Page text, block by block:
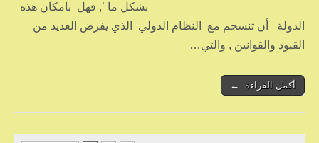
بشكل ما ’, فهل بامكان هذه
الدولة أن تنسجم مع النظام الدولي الذي يفرض العديد من
القيود والقوانين , والتي…
أكمل القراءة ←